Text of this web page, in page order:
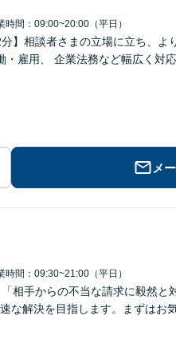
時間：09:00~20:00（平日）
】相談者さまの立場に立ち、
雇用、 企業法務など幅広く対
メ
時間：09:30~21:00（平日）
相手からの不当な請求に毅然と
な解決を目指します。まずはお